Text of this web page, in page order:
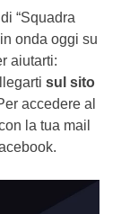
“Squadra
onda oggi su
aiutarti:
sul sito
accedere al
la tua mail